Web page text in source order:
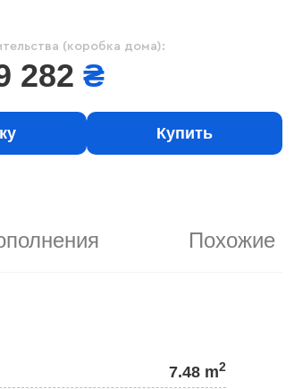
(коробка дома):
282 ₴
Купить
Похожие
7.48 m2